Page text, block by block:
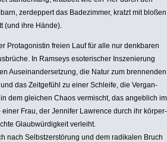
zerdep­pert das Bade­zimmer, kratzt mit bloßen
(und ihre Hände).
Prot­ago­nistin freien Lauf für alle nur denkbaren
In Ramseys esote­ri­scher Insze­nie­rung
Ausein­an­der­set­zung, die Natur zum bren­nenden
das Zeit­ge­fühl zu einer Schleife, die Vergan­
dem gleichen Chaos vermischt, das angeblich im
einer Frau, der Jennifer Lawrence durch ihr körper­
Glaub­wür­dig­keit verleiht.
nach Selbst­zer­störung und dem radikalen Bruch